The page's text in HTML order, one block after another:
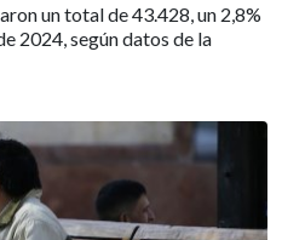
un total de 43.428, un 2,8%
2024, según datos de la